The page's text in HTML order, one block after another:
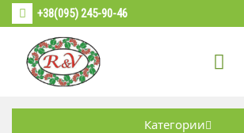
+38(095) 245-90-46
Категории